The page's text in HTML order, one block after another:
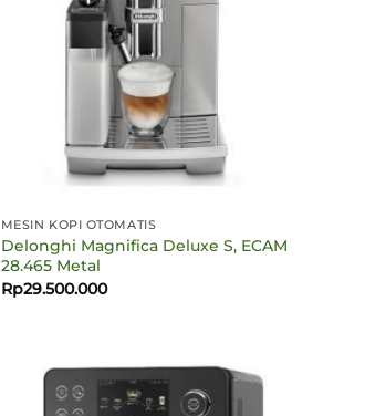
MESIN KOPI OTOMATIS
Delonghi Magnifica Deluxe S, ECAM
28.465 Metal
Rp29.500.000